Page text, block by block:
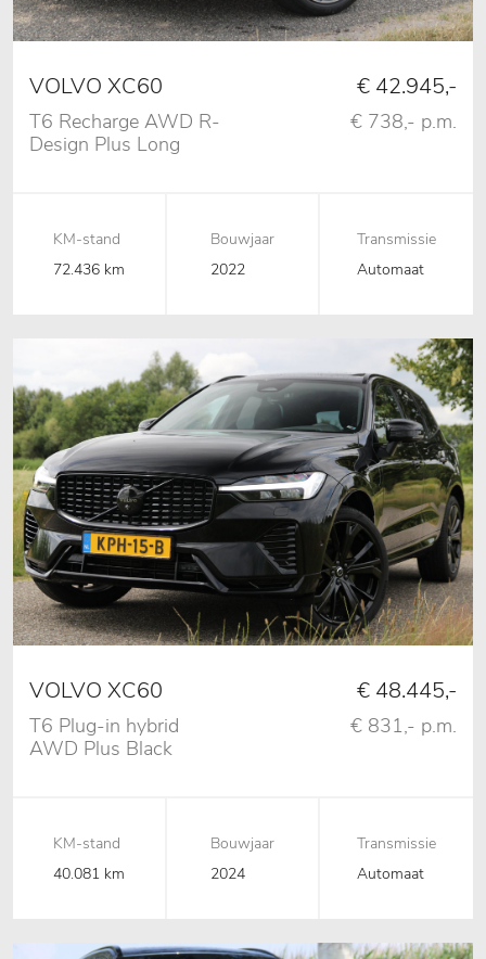
VOLVO XC60
T6 Recharge AWD R-
Design Plus Long
€ 42.945,-
€ 738,- p.m.
KM-stand
72.436 km
Bouwjaar
2022
Transmissie
Automaat
VOLVO XC60
T6 Plug-in hybrid
AWD Plus Black
€ 48.445,-
€ 831,- p.m.
KM-stand
40.081 km
Bouwjaar
2024
Transmissie
Automaat